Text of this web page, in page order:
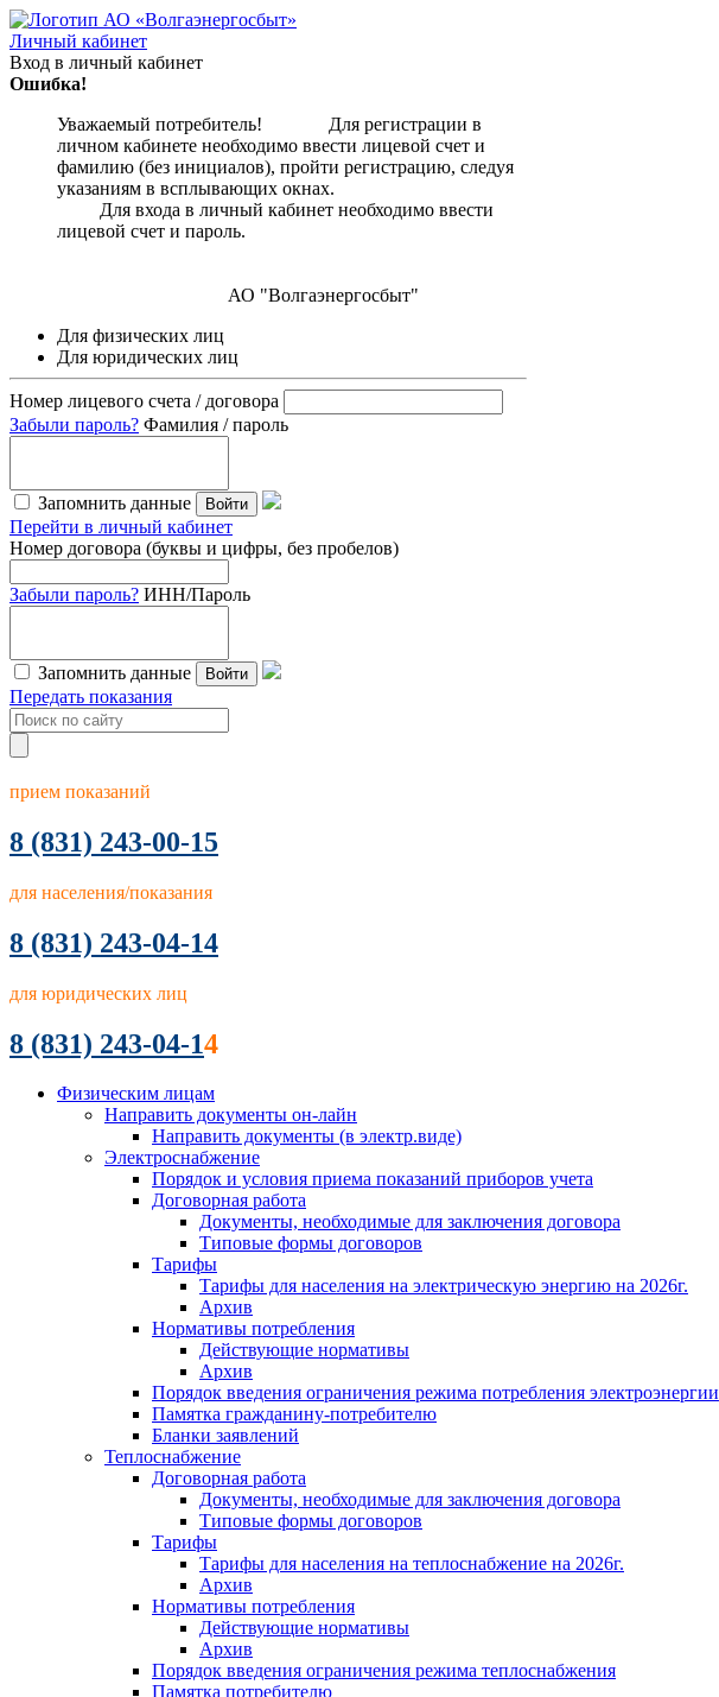
Личный кабинет
Вход в личный кабинет
Ошибка!
Уважаемый потребитель! Для регистрации в
личном кабинете необходимо ввести лицевой счет и
фамилию (без инициалов), пройти регистрацию, следуя
указаниям в всплывающих окнах.
Для входа в личный кабинет необходимо ввести
лицевой счет и пароль.
АО "Волгаэнергосбыт"
Для физических лиц
Для юридических лиц
Номер лицевого счета / договора
Забыли пароль? Фамилия / пароль
Запомнить данные Войти
Перейти в личный кабинет
Номер договора (буквы и цифры, без пробелов)
Забыли пароль? ИНН/Пароль
Запомнить данные Войти
Передать показания
прием показаний
8 (831) 243-00-15
для населения/показания
8 (831) 243-04-14
для юридических лиц
8 (831) 243-04-14
Физическим лицам
Направить документы он-лайн
Направить документы (в электр.виде)
Электроснабжение
Порядок и условия приема показаний приборов учета
Договорная работа
Документы, необходимые для заключения договора
Типовые формы договоров
Тарифы
Тарифы для населения на электрическую энергию на 2026г.
Архив
Нормативы потребления
Действующие нормативы
Архив
Порядок введения ограничения режима потребления электроэнергии
Памятка гражданину-потребителю
Бланки заявлений
Теплоснабжение
Договорная работа
Документы, необходимые для заключения договора
Типовые формы договоров
Тарифы
Тарифы для населения на теплоснабжение на 2026г.
Архив
Нормативы потребления
Действующие нормативы
Архив
Порядок введения ограничения режима теплоснабжения
Памятка потребителю